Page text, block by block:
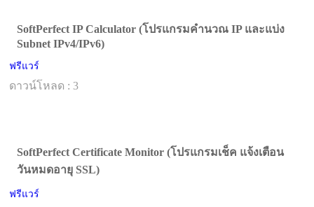
SoftPerfect IP Calculator (โปรแกรมคำนวณ IP และแบ่ง
Subnet IPv4/IPv6)
ฟรีแวร์
ดาวน์โหลด : 3
SoftPerfect Certificate Monitor (โปรแกรมเช็ค แจ้งเตือน
วันหมดอายุ SSL)
ฟรีแวร์